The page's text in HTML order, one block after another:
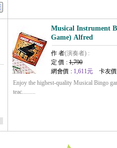
Musical Instrument
Game) Alfred
作 者(演奏者) :
定 價 : 1,790
網會價 : 1,611元 卡友
Enjoy the highest-quality Musical Bingo
teac.........